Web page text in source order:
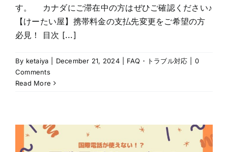
す。 カナダにご滞在中の方はぜひご確認ください♪
【けーたい屋】携帯料金の支払先変更をご希望の方
必見！ 目次 [...]
By ketaiya December 21, 2024 FAQ・トラブル対応
0
Comments
Read More